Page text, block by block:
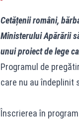
Cetățenii români,
Ministerului Apărării
unui proiect de lege
Programul de
care nu au îndeplinit
Înscrierea în